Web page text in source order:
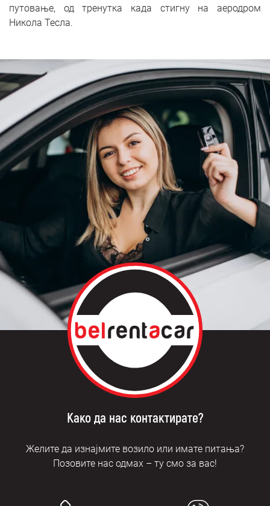
путовање, од тренутка када стигну на аеродром
Никола Тесла.
Како да нас контактирате?
Желите да изнајмите возило или имате питања?
Позовите нас одмах – ту смо за вас!